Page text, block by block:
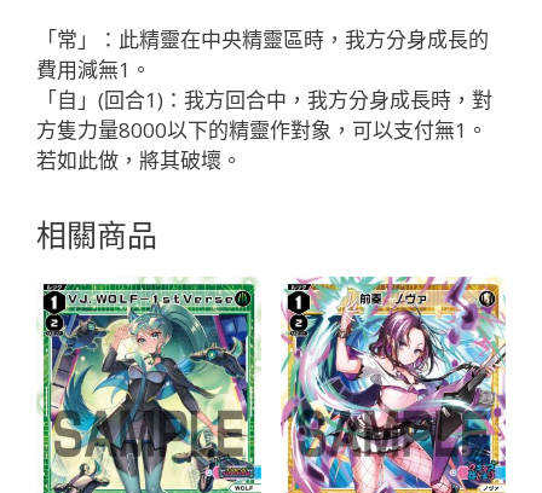
ピ
コ
「紅
色
精
靈
奏
空
獣
LV3
無
LB」
數
量
「常」：此精靈在中央精靈區時，我方分身成長的
費用減無1。
「自」(回合1)：我方回合中，我方分身成長時，對
方隻力量8000以下的精靈作對象，可以支付無1。
若如此做，將其破壞。
相關商品